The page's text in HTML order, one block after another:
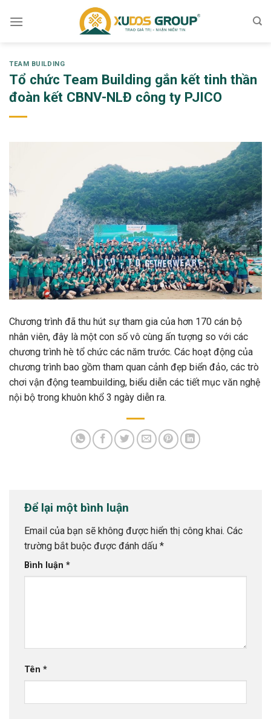
TEAM BUILDING
Tổ chức Team Building gắn kết tinh thần
đoàn kết CBNV-NLĐ công ty PJICO
Chương trình đã thu hút sự tham gia của hơn 170 cán bộ
nhân viên, đây là một con số vô cùng ấn tượng so với các
chương trình hè tổ chức các năm trước. Các hoạt động của
chương trình bao gồm tham quan cảnh đẹp biển đảo, các trò
chơi vận động teambuilding, biểu diễn các tiết mục văn nghệ
nội bộ trong khuôn khổ 3 ngày diễn ra.
Để lại một bình luận
Email của bạn sẽ không được hiển thị công khai. Các
trường bắt buộc được đánh dấu *
Bình luận *
Tên *